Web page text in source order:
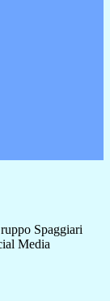
Spaggiari
Media